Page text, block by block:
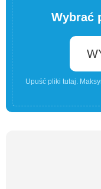
Wybrać
Upuść pliki tutaj.